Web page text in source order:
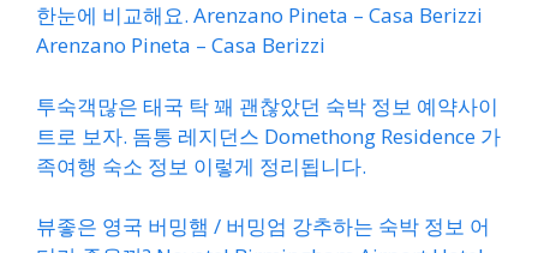
한눈에 비교해요. Arenzano Pineta – Casa Berizzi
Arenzano Pineta – Casa Berizzi
투숙객많은 태국 탁 꽤 괜찮았던 숙박 정보 예약사이
트로 보자. 돔통 레지던스 Domethong Residence 가
족여행 숙소 정보 이렇게 정리됩니다.
뷰좋은 영국 버밍햄 / 버밍엄 강추하는 숙박 정보 어